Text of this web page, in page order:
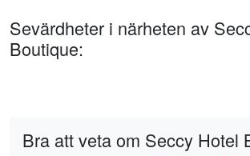
Sevärdheter i närheten av
Boutique:
Bra att veta om Seccy Hotel